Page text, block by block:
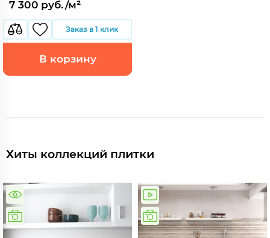
7 300 руб./м²
Заказ в 1 клик
В корзину
Хиты коллекций плитки